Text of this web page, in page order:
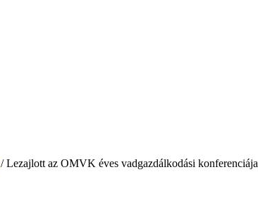
/ Lezajlott az OMVK éves vadgazdálkodási konferenciája